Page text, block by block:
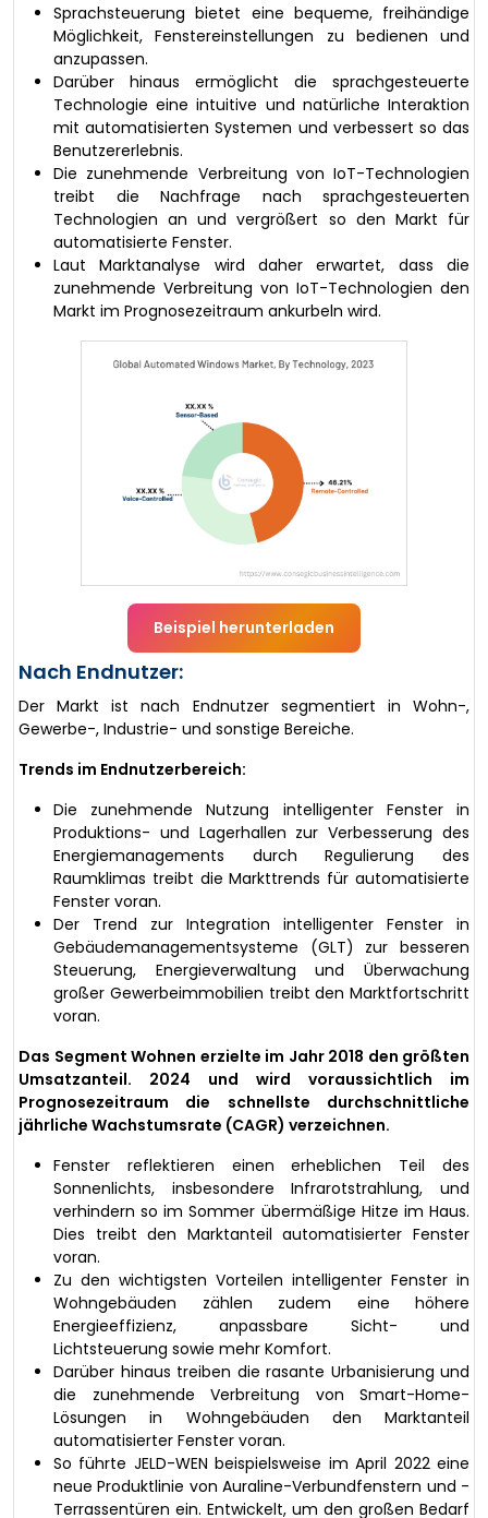
Sprachsteuerung bietet eine bequeme, freihändige
Möglichkeit, Fenstereinstellungen zu bedienen und
anzupassen.
Darüber hinaus ermöglicht die sprachgesteuerte
Technologie eine intuitive und natürliche Interaktion
mit automatisierten Systemen und verbessert so das
Benutzererlebnis.
Die zunehmende Verbreitung von IoT-Technologien
treibt die Nachfrage nach sprachgesteuerten
Technologien an und vergrößert so den Markt für
automatisierte Fenster.
Laut Marktanalyse wird daher erwartet, dass die
zunehmende Verbreitung von IoT-Technologien den
Markt im Prognosezeitraum ankurbeln wird.
Beispiel herunterladen
Nach Endnutzer:
Der Markt ist nach Endnutzer segmentiert in Wohn-,
Gewerbe-, Industrie- und sonstige Bereiche.
Trends im Endnutzerbereich:
Die zunehmende Nutzung intelligenter Fenster in
Produktions- und Lagerhallen zur Verbesserung des
Energiemanagements durch Regulierung des
Raumklimas treibt die Markttrends für automatisierte
Fenster voran.
Der Trend zur Integration intelligenter Fenster in
Gebäudemanagementsysteme (GLT) zur besseren
Steuerung, Energieverwaltung und Überwachung
großer Gewerbeimmobilien treibt den Marktfortschritt
voran.
Das Segment Wohnen erzielte im Jahr 2018 den größten
Umsatzanteil. 2024 und wird voraussichtlich im
Prognosezeitraum die schnellste durchschnittliche
jährliche Wachstumsrate (CAGR) verzeichnen.
Fenster reflektieren einen erheblichen Teil des
Sonnenlichts, insbesondere Infrarotstrahlung, und
verhindern so im Sommer übermäßige Hitze im Haus.
Dies treibt den Marktanteil automatisierter Fenster
voran.
Zu den wichtigsten Vorteilen intelligenter Fenster in
Wohngebäuden zählen zudem eine höhere
Energieeffizienz, anpassbare Sicht- und
Lichtsteuerung sowie mehr Komfort.
Darüber hinaus treiben die rasante Urbanisierung und
die zunehmende Verbreitung von Smart-Home-
Lösungen in Wohngebäuden den Marktanteil
automatisierter Fenster voran.
So führte JELD-WEN beispielsweise im April 2022 eine
neue Produktlinie von Auraline-Verbundfenstern und -
Terrassentüren ein. Entwickelt, um den großen Bedarf